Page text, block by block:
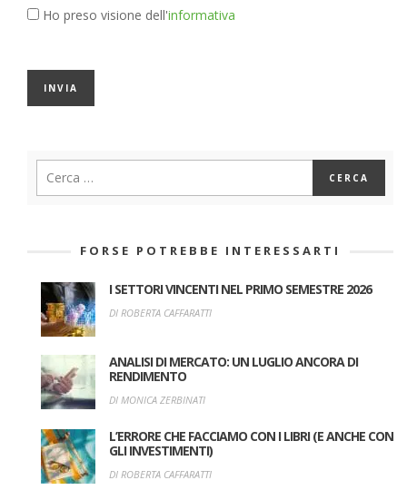
Ho preso visione dell'informativa
FORSE POTREBBE INTERESSARTI
I SETTORI VINCENTI NEL PRIMO SEMESTRE 2026
DI ROBERTA CAFFARATTI
ANALISI DI MERCATO: UN LUGLIO ANCORA DI
RENDIMENTO
DI MONICA ZERBINATI
L’ERRORE CHE FACCIAMO CON I LIBRI (E ANCHE CON
GLI INVESTIMENTI)
DI ROBERTA CAFFARATTI